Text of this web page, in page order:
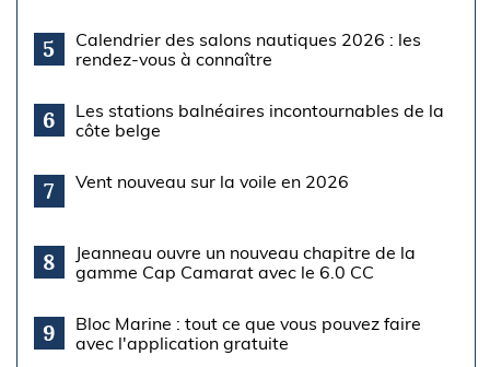
5
Calendrier des salons nautiques 2026 : les
rendez-vous à connaître
6
Les stations balnéaires incontournables de la
côte belge
7 Vent nouveau sur la voile en 2026
8
Jeanneau ouvre un nouveau chapitre de la
gamme Cap Camarat avec le 6.0 CC
9
Bloc Marine : tout ce que vous pouvez faire
avec l'application gratuite